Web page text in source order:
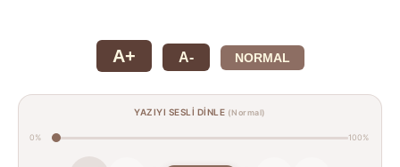
A+ A- NORMAL
YAZIYI SESLİ DİNLE (Normal)
0% 100%